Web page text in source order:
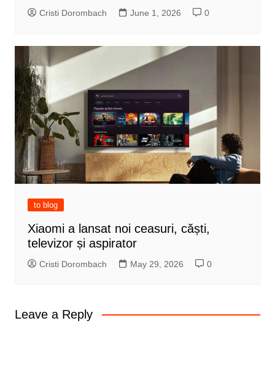
Cristi Dorombach June 1, 2026 0
to blog
Xiaomi a lansat noi ceasuri, căști,
televizor și aspirator
Cristi Dorombach May 29, 2026 0
Leave a Reply